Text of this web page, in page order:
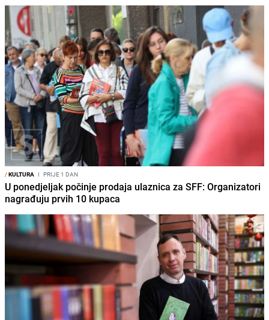
/KULTURA I PRIJE 1 DAN
U ponedjeljak počinje prodaja ulaznica za SFF: Organizatori
nagrađuju prvih 10 kupaca